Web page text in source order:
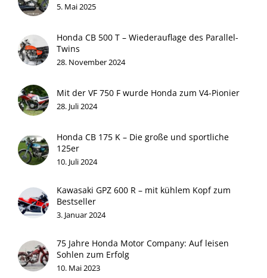
5. Mai 2025
Honda CB 500 T – Wiederauflage des Parallel-
Twins
28. November 2024
Mit der VF 750 F wurde Honda zum V4-Pionier
28. Juli 2024
Honda CB 175 K – Die große und sportliche
125er
10. Juli 2024
Kawasaki GPZ 600 R – mit kühlem Kopf zum
Bestseller
3. Januar 2024
75 Jahre Honda Motor Company: Auf leisen
Sohlen zum Erfolg
10. Mai 2023